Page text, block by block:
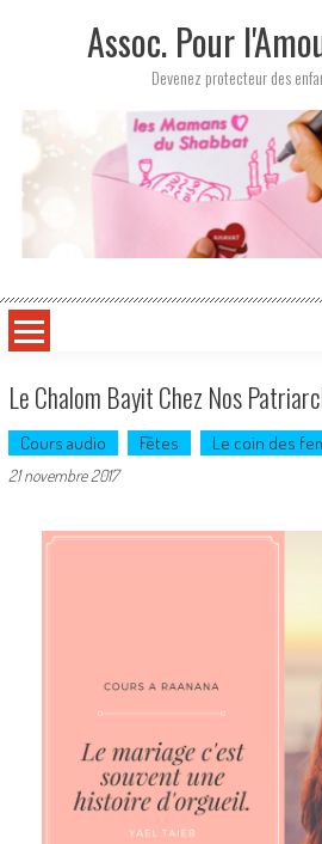
Assoc. Pour
Devenez protecteur des
Le Chalom Bayit Chez Nos
Cours audio Fêtes Le coin des
21 novembre 2017